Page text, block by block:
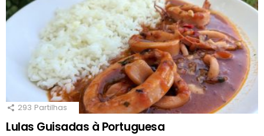
293 Partilhas
Lulas Guisadas à Portuguesa